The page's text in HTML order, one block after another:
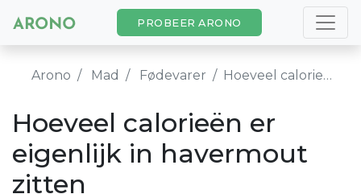
PROBEER ARONO
Arono Mad Fødevarer Hoeveel calorieën er eigenlijk in havermout zitten
Hoeveel calorieën er
eigenlijk in havermout
zitten